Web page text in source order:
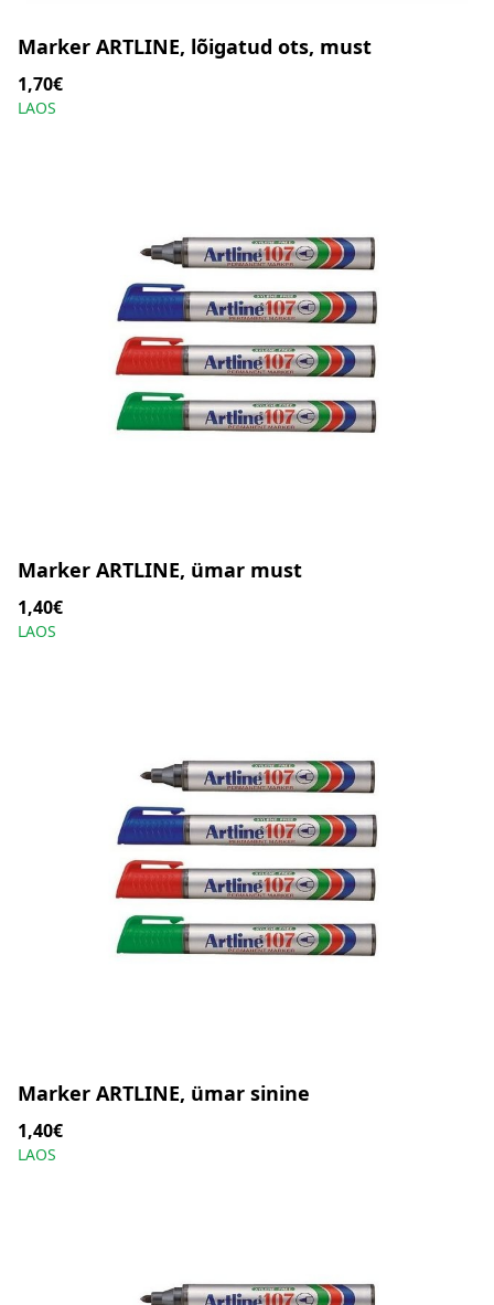
Marker ARTLINE, lõigatud ots, must
1,70€
LAOS
Marker ARTLINE, ümar must
1,40€
LAOS
Marker ARTLINE, ümar sinine
1,40€
LAOS